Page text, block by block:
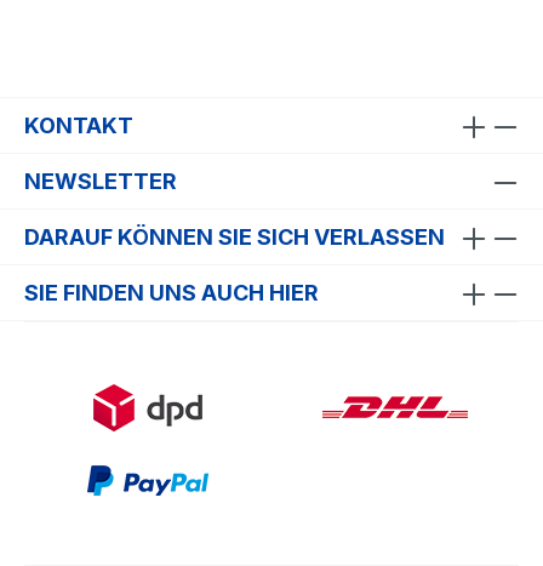
KONTAKT
NEWSLETTER
DARAUF KÖNNEN SIE SICH VERLASSEN
SIE FINDEN UNS AUCH HIER